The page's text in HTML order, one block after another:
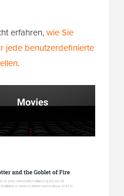
finden Sie in
zu Ihrem wichtigsten
erfahren,wie Sie
jede benutzerdefinierte